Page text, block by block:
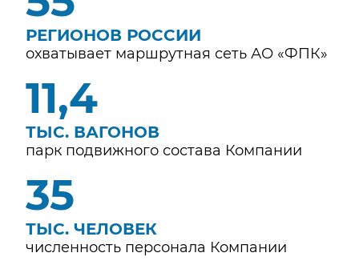
РЕГИОНОВ РОССИИ
охватывает маршрутная сеть АО «ФПК»
12,3
ТЫС. ВАГОНОВ
парк подвижного состава Компании
38
ТЫС. ЧЕЛОВЕК
численность персонала Компании